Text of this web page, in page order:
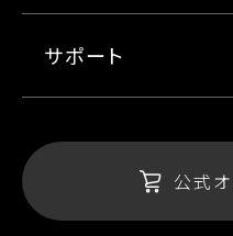
サポート
公式オ